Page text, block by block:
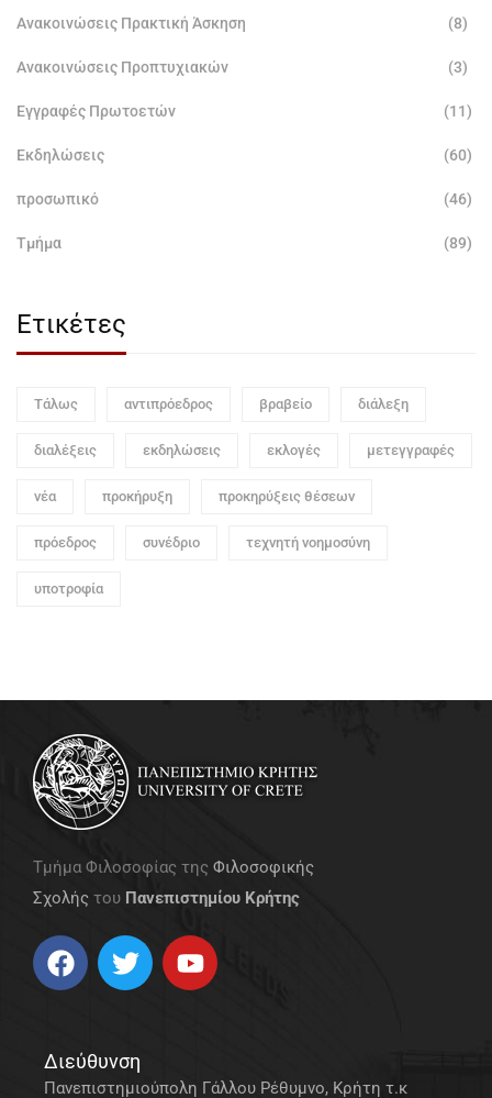
Ανακοινώσεις Πρακτική Άσκηση (8)
Ανακοινώσεις Προπτυχιακών (3)
Εγγραφές Πρωτοετών (11)
Εκδηλώσεις (60)
προσωπικό (46)
Τμήμα (89)
Ετικέτες
Τάλως αντιπρόεδρος βραβείο διάλεξη
διαλέξεις εκδηλώσεις εκλογές μετεγγραφές
νέα προκήρυξη προκηρύξεις θέσεων
πρόεδρος συνέδριο τεχνητή νοημοσύνη
υποτροφία
Τμήμα Φιλοσοφίας της Φιλοσοφικής
Σχολής του Πανεπιστημίου Κρήτης
Διεύθυνση
Πανεπιστημιούπολη Γάλλου Ρέθυμνο, Κρήτη τ.κ